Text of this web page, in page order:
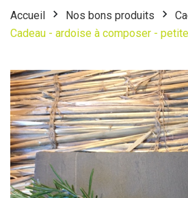
Accueil Nos bons produits
Cadeau - ardoise à composer - petite